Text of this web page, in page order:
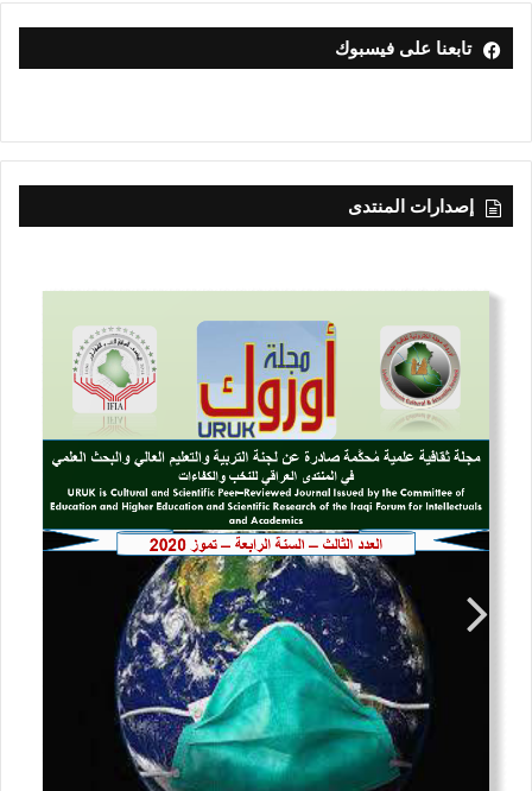
تابعنا على فيسبوك
إصدارات المنتدى